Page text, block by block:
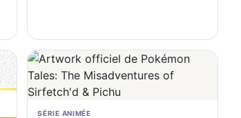
SÉRIE ANIMÉE